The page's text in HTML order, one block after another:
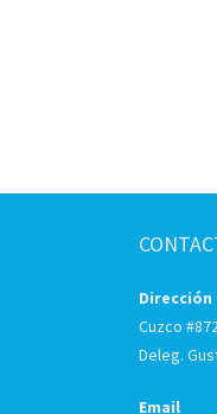
Dirección
Cuzco
Deleg.
Email